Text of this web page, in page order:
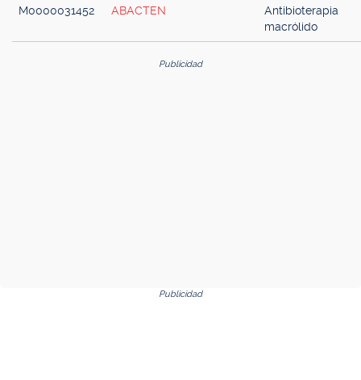
M0000031452 ABACTEN
Antibioterapia
macrólido
Publicidad
Publicidad